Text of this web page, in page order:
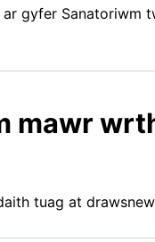
gyfer Sanatoriwm
mawr
tuag at